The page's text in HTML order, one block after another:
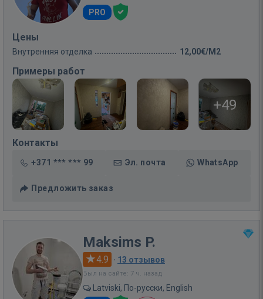
PRO
Цены
Внутренняя отделка 12,00€/M2
Примеры работ
+49
Контакты
+371 *** *** 99 Эл. почта WhatsApp
Предложить заказ
Maksims P.
4.9 · 13 отзывов
Был на сайте: 7 ч. назад
Latviski, По-русски, English